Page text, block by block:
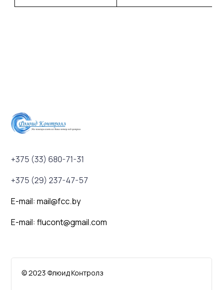
+375 (33) 680-71-31
+375 (29) 237-47-57
E-mail: mail@fcc.by
E-mail: flucont@gmail.com
© 2023 Флюид Контролз